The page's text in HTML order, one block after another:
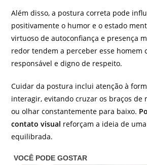
Além disso, a postura correta pode
positivamente o humor e o estado
virtuoso de autoconfiança e presença
redor tendem a perceber esse homem
responsável e digno de respeito.
Cuidar da postura inclui atenção à
interagir, evitando cruzar os braços de
ou olhar constantemente para baixo.
contato visual reforçam a ideia de
equilibrada.